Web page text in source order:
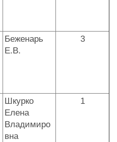
Беженарь
Е.В.
3
Шкурко
Елена
Владимиро
вна
1